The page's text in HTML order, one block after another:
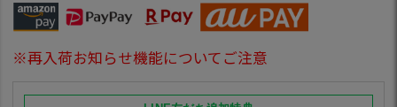
※再入荷お知らせ機能についてご注意